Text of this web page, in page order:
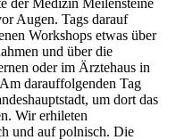
Augen. Tags darauf
Workshops etwas über
und über die
oder im Ärztehaus in
darauffolgenden Tag
um dort das
Wir erhileten
und auf polnisch. Die